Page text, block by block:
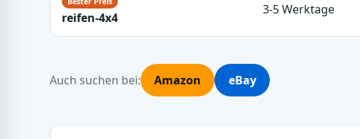
reifen-4x4
3-5 Werktage
Auch suchen bei: Amazon eBay